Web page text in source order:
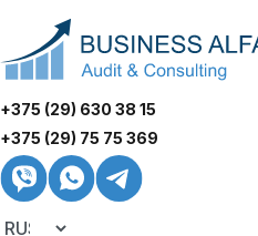
+375 (29) 630 38 15
+375 (29) 75 75 369